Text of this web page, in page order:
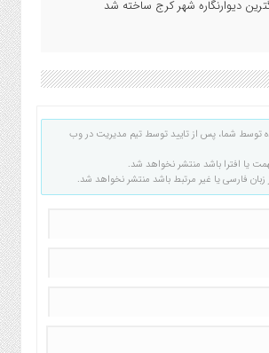
دیوارنگاره شهر کرج ساخته شد
توسط شما، پس از تایید توسط تیم مدیریت در وب
یا افترا باشد منتشر نخواهد شد.
زبان فارسی یا غیر مرتبط باشد منتشر نخواهد شد.